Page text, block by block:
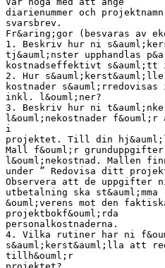
diarienummer och
svarsbrev.
Fr&aring;gor (besvaras av
1. Beskriv hur ni
tj&auml;nster upphandlas
kostnadseffektivt
2. Hur
kostnader
inkl. l&ouml;ner?
3. Beskriv hur ni
l&ouml;nekostnader
i
projektet. Till din
Mall f&ouml;r
l&ouml;nekostnad. Mallen
under ” Redovisa ditt
Observera att de uppgifter
utbetalning ska st&auml;mma
&ouml;verens mot den
projektbokf&ouml;rda
personalkostnaderna.
4. Vilka rutiner har ni
s&auml;kerst&auml;lla att
tillh&ouml;r